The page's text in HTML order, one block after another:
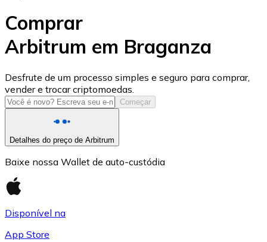
USD Coin
USDC
Comprar
Arbitrum em Braganza
Desfrute de um processo simples e seguro para comprar,
vender e trocar criptomoedas.
Começar
Detalhes do preço de Arbitrum
Baixe nossa Wallet de auto-custódia
Disponível na
App Store